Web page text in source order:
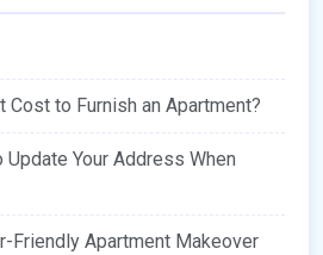
Cost to Furnish an Apartment?
Update Your Address When
Friendly Apartment Makeover